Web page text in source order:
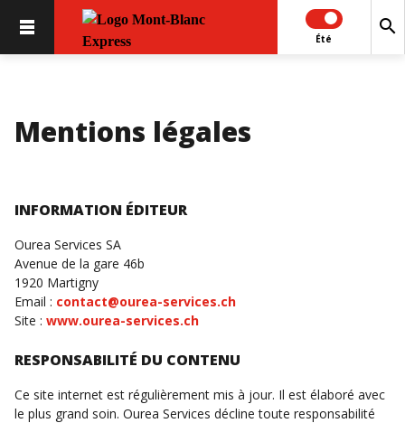
Été
search
Mentions légales
INFORMATION ÉDITEUR
Ourea Services SA
Avenue de la gare 46b
1920 Martigny
Email : contact@ourea-services.ch
Site : www.ourea-services.ch
RESPONSABILITÉ DU CONTENU
Ce site internet est régulièrement mis à jour. Il est élaboré avec
le plus grand soin. Ourea Services décline toute responsabilité